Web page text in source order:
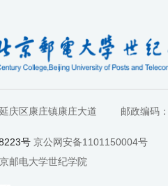
庆区康庄镇康庄大道
邮政编码
号 京公网安备1101150004号
邮电大学世纪学院